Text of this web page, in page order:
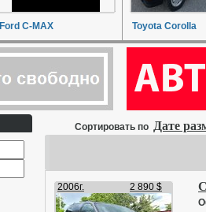
Ford C-MAX Toyota Corolla
Сортировать по Дате
2006г. 2 890 $